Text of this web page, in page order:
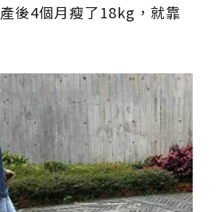
後4個月瘦了18kg，就靠